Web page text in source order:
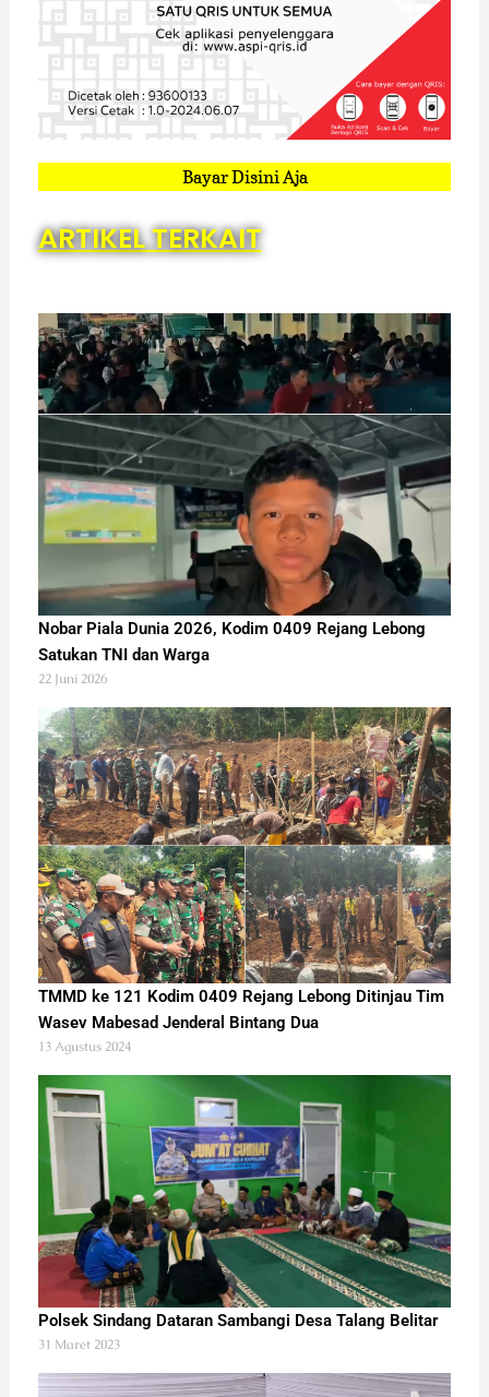
Bayar Disini Aja
ARTIKEL TERKAIT
Nobar Piala Dunia 2026, Kodim 0409 Rejang Lebong
Satukan TNI dan Warga
22 Juni 2026
TMMD ke 121 Kodim 0409 Rejang Lebong Ditinjau Tim
Wasev Mabesad Jenderal Bintang Dua
13 Agustus 2024
Polsek Sindang Dataran Sambangi Desa Talang Belitar
31 Maret 2023